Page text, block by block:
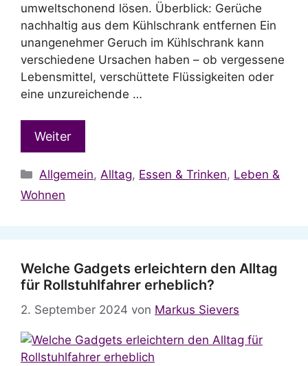
umweltschonend lösen. Überblick: Gerüche
nachhaltig aus dem Kühlschrank entfernen Ein
unangenehmer Geruch im Kühlschrank kann
verschiedene Ursachen haben – ob vergessene
Lebensmittel, verschüttete Flüssigkeiten oder
eine unzureichende …
Weiter
Kategorien
Allgemein,Alltag, Essen & Trinken, Leben &
Wohnen
Welche Gadgets erleichtern den Alltag
für Rollstuhlfahrer erheblich?
2. September 2024 von Markus Sievers